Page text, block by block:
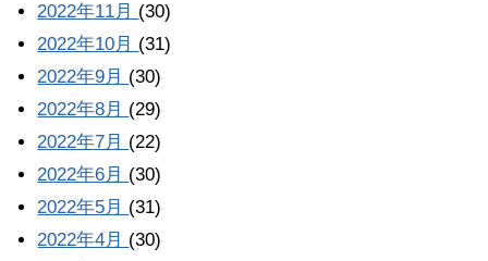
2022年11月 (30)
2022年10月 (31)
2022年9月 (30)
2022年8月 (29)
2022年7月 (22)
2022年6月 (30)
2022年5月 (31)
2022年4月 (30)